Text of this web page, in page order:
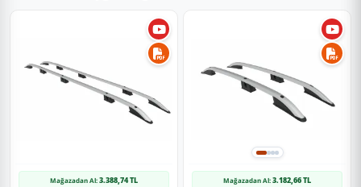
Uygulama
Aracınızın ölçülerine uygundur. Montaj işlemi el
yatkınlığı gerektirebilir.
Mağazadan Al:3.388,74 TL Mağazadan Al:3.182,66 TL